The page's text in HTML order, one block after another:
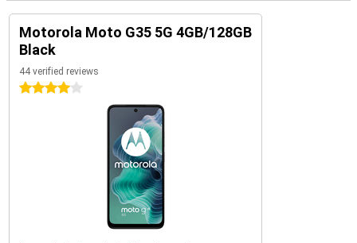
Motorola Moto G35 5G 4GB/128GB
Black
44 verified reviews
4 stars